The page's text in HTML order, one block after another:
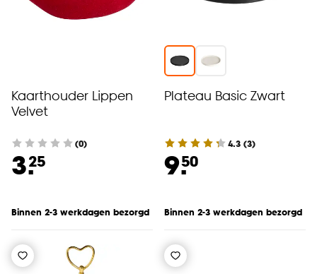
Kaarthouder Lippen
Velvet
(0)
3.25
Binnen 2-3 werkdagen bezorgd
Plateau Basic Zwart
4.3 (3)
9.50
Binnen 2-3 werkdagen bezorgd